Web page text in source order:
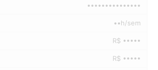
•••••••••••••••
••h/sem
R$ •••••
R$ •••••